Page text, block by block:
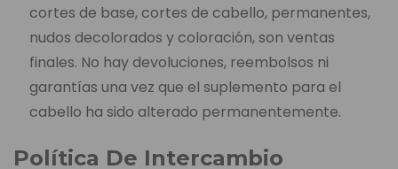
cortes de base, cortes de cabello, permanentes,
nudos decolorados y coloración, son ventas
finales. No hay devoluciones, reembolsos ni
garantías una vez que el suplemento para el
cabello ha sido alterado permanentemente.
Política De Intercambio